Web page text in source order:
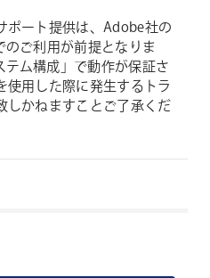
ポート提供は、Adobe社の
のご利用が前提となりま
ム構成」で動作が保証さ
用した際に発生するトラ
しかねますことご了承くだ